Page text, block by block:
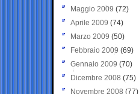
Maggio 2009 (72)
Aprile 2009 (74)
Marzo 2009 (50)
Febbraio 2009 (69)
Gennaio 2009 (70)
Dicembre 2008 (75)
Novembre 2008 (77)